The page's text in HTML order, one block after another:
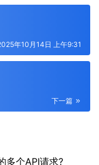
年10月14日 上午9:31
下一篇
多个API请求?